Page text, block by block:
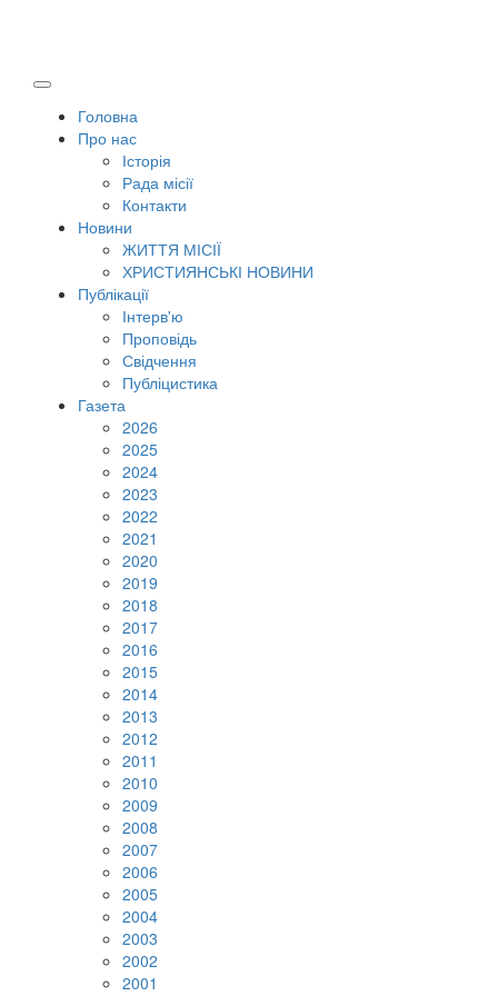
Головна
Про нас
Історія
Рада місії
Контакти
Новини
ЖИТТЯ МІСІЇ
ХРИСТИЯНСЬКІ НОВИНИ
Публікації
Інтерв'ю
Проповідь
Свідчення
Публіцистика
Газета
2026
2025
2024
2023
2022
2021
2020
2019
2018
2017
2016
2015
2014
2013
2012
2011
2010
2009
2008
2007
2006
2005
2004
2003
2002
2001